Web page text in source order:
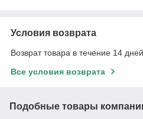
Условия возврата
Возврат товара в течение 14
Все условия возврата
Подобные товары